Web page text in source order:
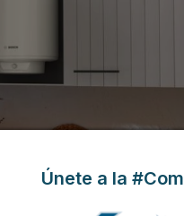
Únete a la